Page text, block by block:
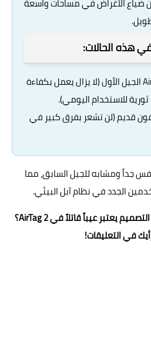
ضياع الأغراض في مساحات واسعة
هذه الحالات:
إذا كان لديك AirTag الجيل الأول (لا يزال يعمل بكفاءة
للاستخدام اليومي).
قديم (لن تشعر بفرق كبير في
جداً ومشابه للجيل السابق، مما
الجدد في نظام آبل البيئي.
وأنت.. هل ترى أن عدم تغيير التصميم يعتبر عيباً قاتلاً في AirTag 2؟
في التعليقات!